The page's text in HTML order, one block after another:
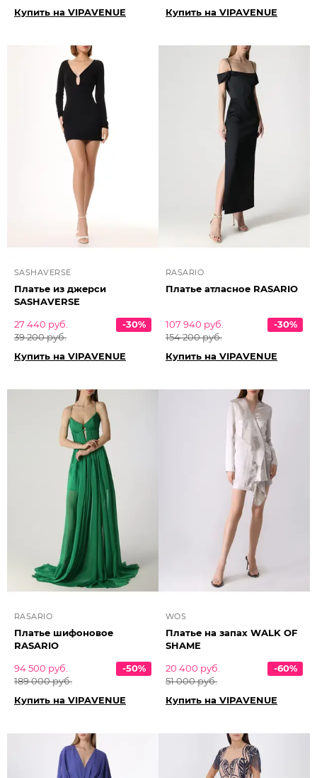
Купить на VIPAVENUE Купить на VIPAVENUE
SASHAVERSE
Платье из джерси
SASHAVERSE
27 440 руб.
39 200 руб.
-30%
Купить на VIPAVENUE
RASARIO
Платье атласное RASARIO
107 940 руб.
154 200 руб.
-30%
Купить на VIPAVENUE
RASARIO
Платье шифоновое
RASARIO
94 500 руб.
189 000 руб.
-50%
Купить на VIPAVENUE
WOS
Платье на запах WALK OF
SHAME
20 400 руб.
51 000 руб.
-60%
Купить на VIPAVENUE